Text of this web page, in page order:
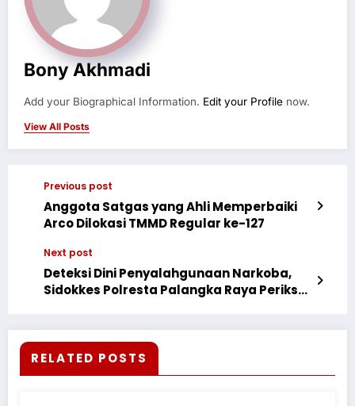
Bony Akhmadi
Add your Biographical Information. Edit your Profile now.
View All Posts
Previous post
Anggota Satgas yang Ahli Memperbaiki
Arco Dilokasi TMMD Regular ke-127
Next post
Deteksi Dini Penyalahgunaan Narkoba,
Sidokkes Polresta Palangka Raya Periksa
RELATED POSTS